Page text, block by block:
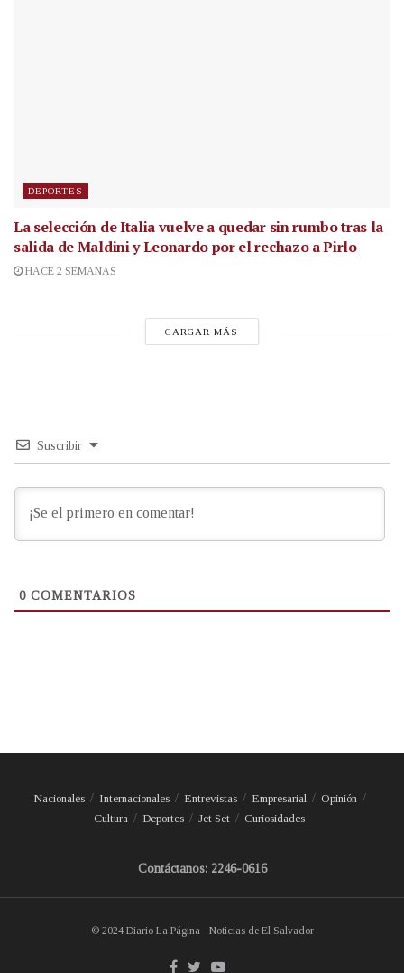
DEPORTES
La selección de Italia vuelve a quedar sin rumbo tras la
salida de Maldini y Leonardo por el rechazo a Pirlo
HACE 2 SEMANAS
CARGAR MÁS
Suscribir
0 COMENTARIOS
Nacionales Internacionales Entrevistas Empresarial
Opinión
Cultura
Deportes Jet Set Curiosidades
Contáctanos: 2246-0616
© 2024 Diario La Página - Noticias de El Salvador